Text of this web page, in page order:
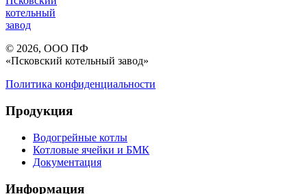
котельный
завод
© 2026, ООО ПФ
«Псковский котельный завод»
Политика конфиденциальности
Продукция
Водогрейные котлы
Котловые ячейки и БМК
Документация
Информация